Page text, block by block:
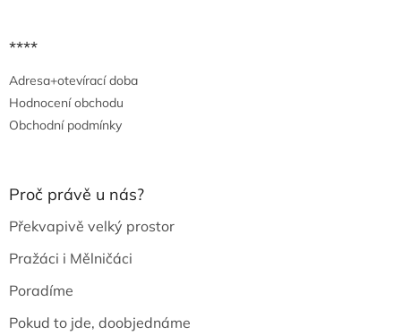
****
Adresa+otevírací doba
Hodnocení obchodu
Obchodní podmínky
Proč právě u nás?
Překvapivě velký prostor
Pražáci i Mělničáci
Poradíme
Pokud to jde, doobjednáme